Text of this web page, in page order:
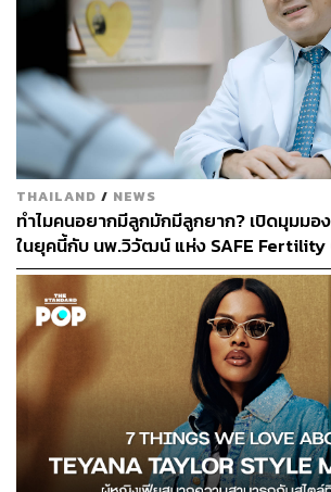
“พื้นที่ฮีลใจส่วนตัวแพตเลยคือ เตียงตัวเอง
แพตคือเป็นอะไรที่ Perfect Combo ที่สุดแ
การนอนเยอะมาก ทุกอย่างจะต้องเพอร์เฟ
หอม 1 ชุด โคมไฟสีเหลืองที่ต้องเป็นเหลือ
ต้องมีความนุ่มที่พอดี และผ้าห่มที่ต้องมีคว
นุ่มที่เหมาะสม”
THAILAND / NEWS
ทำไมคนอยากมีลูกมักมีลูกยาก? เปิดมุมมอ
ในยุคนี้กับ นพ.วิวัฒน์ แห่ง SAFE Fertility
[ADVERTORIAL]